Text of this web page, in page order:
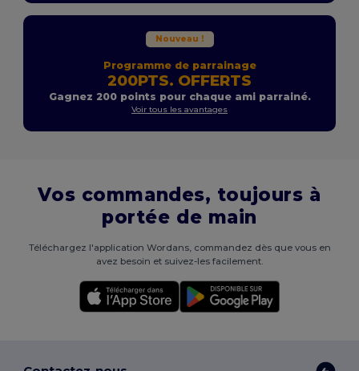
Nouveau !
Programme de parrainage
200PTS. OFFERTS
Gagnez 200 points pour chaque ami parrainé.
Voir tous les avantages
Vos commandes, toujours à
portée de main
Téléchargez l'application Wordans, commandez dès que vous en
avez besoin et suivez-les facilement.